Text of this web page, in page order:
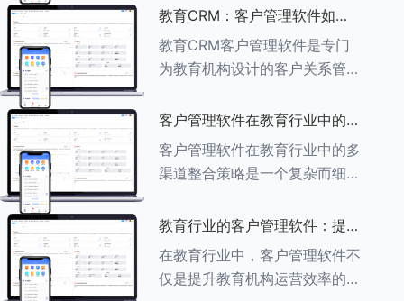
用。以下是对客户管理软件在教
育行业中学员反馈循环机制的详
细分析： ###一、学员反馈循
环机制
教育CRM：客户管理软件如何
助力教育机构实现可持续发展
教育CRM客户管理软件是专门
为教育机构设计的客户关系管理
家长、教师及其他相关方的互
动，对教育机构实现可持续发展
具有重要意义。以下是教育
CRM如何助力教育
客户管理软件在教育行业中的多
渠道整合策略
客户管理软件在教育行业中的多
渠道整合策略是一个复杂而细致
多种渠道，提升教育机构的市场
竞争力、客户满意度和运营效
率。以下是对这一策略的具体分
析： ###
教育行业的客户管理软件：提升
家长参与度的关键
在教育行业中，客户管理软件不
仅是提升教育机构运营效率的重